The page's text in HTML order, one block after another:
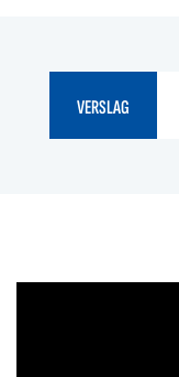
VERSLAG